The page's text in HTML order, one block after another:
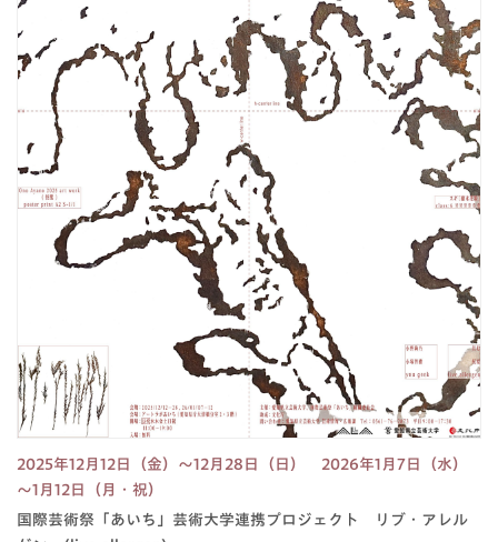
2025年12月12日（金）～12月28日（日） 2026年1月7日（水）
～1月12日（月・祝）
国際芸術祭「あいち」芸術大学連携プロジェクト リブ・アレル